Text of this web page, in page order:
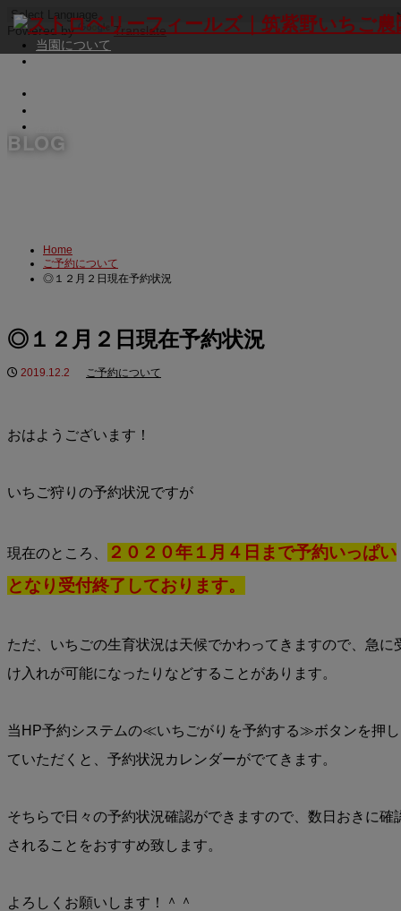
Powered by
Translate
当園について
BLOG
Home
ご予約について
◎１２月２日現在予約状況
◎１２月２日現在予約状況
2019.12.2 ご予約について
おはようございます！
いちご狩りの予約状況ですが
現在のところ、
２０２０年１月４日まで予約いっぱい
となり受付終了しております。
ただ、いちごの生育状況は天候でかわってきますので、急に
け入れが可能になったりなどすることがあります。
当HP予約システムの≪いちごがりを予約する≫ボタンを押し
ていただくと、予約状況カレンダーがでてきます。
そちらで日々の予約状況確認ができますので、数日おきに確
されることをおすすめ致します。
よろしくお願いします！＾＾